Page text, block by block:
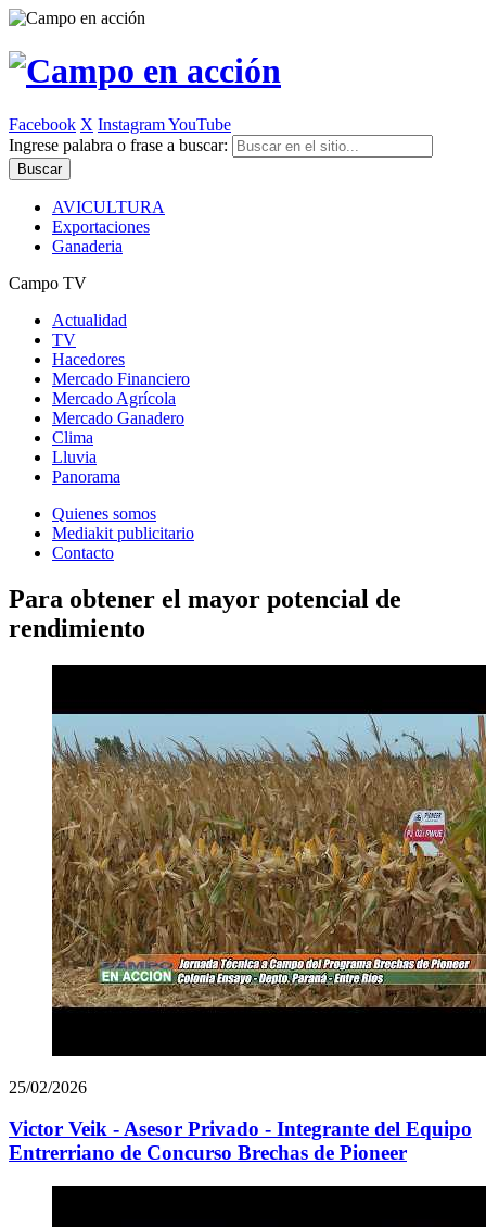
Facebook X InstagramYouTube
Ingrese palabra o frase a buscar:
AVICULTURA
Exportaciones
Ganaderia
Campo TV
Actualidad
TV
Hacedores
Mercado Financiero
Mercado Agrícola
Mercado Ganadero
Clima
Lluvia
Panorama
Quienes somos
Mediakit publicitario
Contacto
Para obtener el mayor potencial de
rendimiento
25/02/2026
Victor Veik - Asesor Privado - Integrante del Equipo
Entrerriano de Concurso Brechas de Pioneer